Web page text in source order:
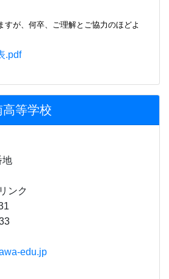
すが、何卒、ご理解とご協力のほどよ
.pdf
等学校
地
ク
edu.jp